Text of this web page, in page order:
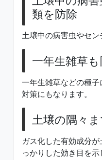
類を防除
土壌中の病害虫やセン
一年生雑草
一年生雑草などの種
対策にもなります。
土壌の隅々
ガス化した有効成分
っかりした効き目を示